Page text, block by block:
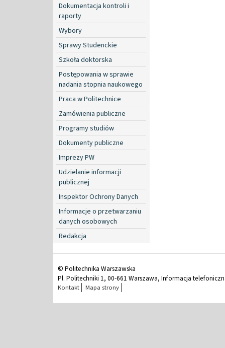
Dokumentacja kontroli i
raporty
Wybory
Sprawy Studenckie
Szkoła doktorska
Postępowania w sprawie
nadania stopnia naukowego
Praca w Politechnice
Zamówienia publiczne
Programy studiów
Dokumenty publiczne
Imprezy PW
Udzielanie informacji
publicznej
Inspektor Ochrony Danych
Informacje o przetwarzaniu
danych osobowych
Redakcja
© Politechnika Warszawska
Pl. Politechniki 1, 00-661 Warszawa, Informacja
Kontakt Mapa strony